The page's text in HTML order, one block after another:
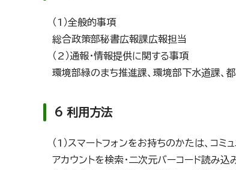
（1）全般的事項
総合政策部秘書広報課広報担当
（2）通報・情報提供に関する事項
環境部緑のまち推進課、環境部下水道課、
6 利用方法
（1）スマートフォンをお持ちのかたは、コ
アカウントを検索・二次元バーコード読み込